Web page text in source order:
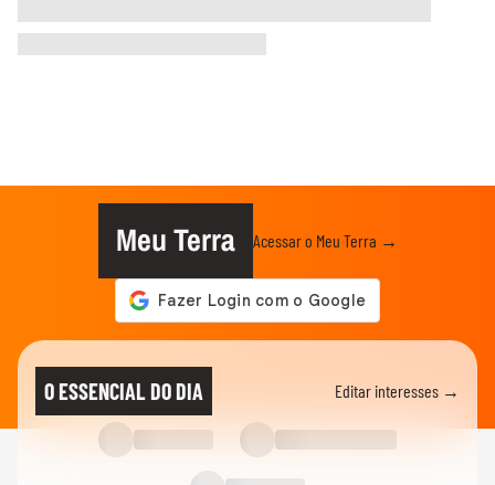
Meu Terra Acessar o Meu Terra →
O ESSENCIAL DO DIA Editar interesses →